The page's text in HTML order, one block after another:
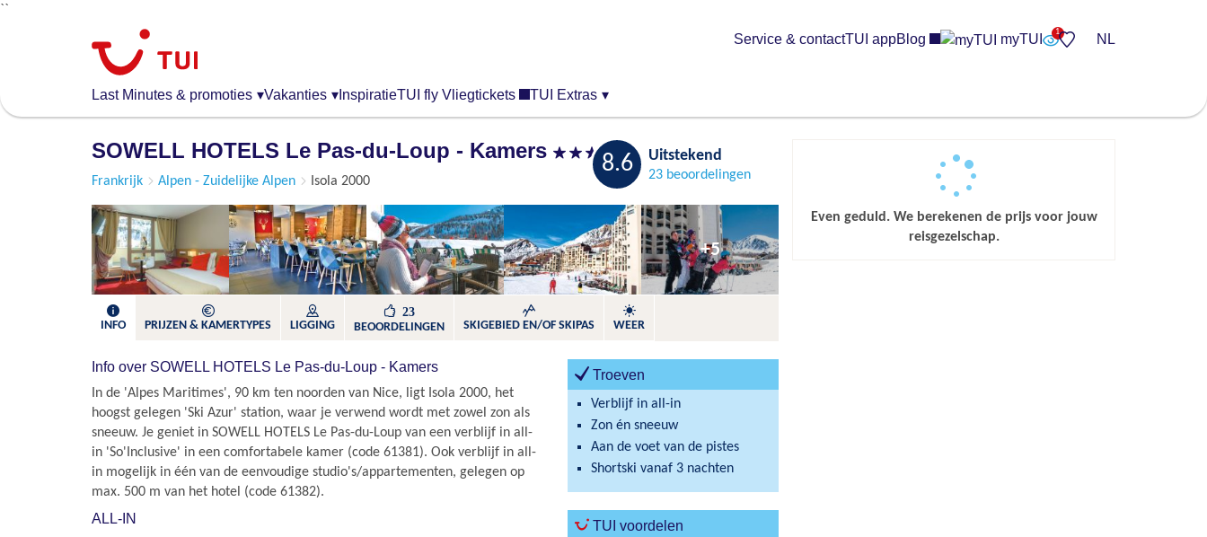
``
algemene
Last Minutes & promoties ▾Vakanties ▾ InspiratieTUI fly Vliegtickets TUI Extras ▾
Service & contactTUI appBlog myTUI NL
SOWELL HOTELS Le Pas-du-Loup - Kamers
Frankrijk Alpen - Zuidelijke Alpen Isola 2000
8.6 Uitstekend
23 beoordelingen
+5
INFO PRIJZEN & KAMERTYPES LIGGING
23
BEOORDELINGEN
SKIGEBIED EN/OF SKIPAS WEER
Info over SOWELL HOTELS Le Pas-du-Loup - Kamers
In de 'Alpes Maritimes', 90 km ten noorden van Nice, ligt Isola 2000, het
hoogst gelegen 'Ski Azur' station, waar je verwend wordt met zowel zon als
sneeuw. Je geniet in SOWELL HOTELS Le Pas-du-Loup van een verblijf in all-
in 'So'Inclusive' in een comfortabele kamer (code 61381). Ook verblijf in all-
in mogelijk in één van de eenvoudige studio's/appartementen, gelegen op
max. 500 m van het hotel (code 61382).
ALL-IN
Troeven
Verblijf in all-in
Zon én sneeuw
Aan de voet van de pistes
Shortski vanaf 3 nachten
TUI voordelen
Even geduld. We berekenen de prijs voor jouw
reisgezelschap.